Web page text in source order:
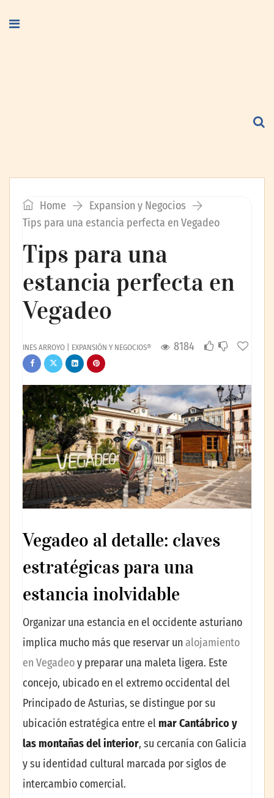
Home
Expansion y Negocios
Tips para una estancia perfecta en Vegadeo
Tips para una
estancia perfecta en
Vegadeo
INES ARROYO | EXPANSIÓN Y NEGOCIOS® 8184
Vegadeo al detalle: claves
estratégicas para una
estancia inolvidable
Organizar una estancia en el occidente asturiano
implica mucho más que reservar un alojamiento
en Vegadeoy preparar una maleta ligera. Este
concejo, ubicado en el extremo occidental del
Principado de Asturias, se distingue por su
ubicación estratégica entre el marCantábrico y
las montañas del interior, su cercanía con Galicia
y su identidad cultural marcada por siglos de
intercambio comercial.